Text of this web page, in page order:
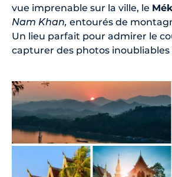
vue imprenable sur la ville, le
Nam Khan, entourés de
Un lieu parfait pour admirer le
capturer des photos inoubliables